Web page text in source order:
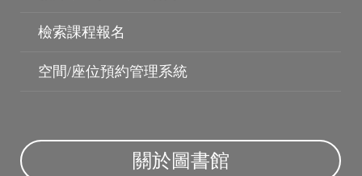
波錠影展
檢索課程報名
空間/座位預約管理系統
關於圖書館